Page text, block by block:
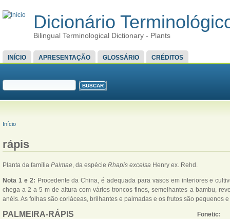
Dicionário
Bilingual Terminological Dictionary - Plants
MENU PRINCIPAL
INÍCIO APRESENTAÇÃO GLOSSÁRIO CRÉDITOS
FORMULÁRIO DE BUSCA
VOCÊ ESTÁ AQUI
Início
rápis
Planta da família Palmae , da espécie Rhapis excelsa Henry ex. Rehd.
Nota 1 e 2: Procedente da China, é adequada para vasos em interiores e
chega a 2 a 5 m de altura com vários troncos finos, semelhantes a bambu,
anéis. As folhas são coriáceas, brilhantes e palmadas e os frutos são pequenos
PALMEIRA-RÁPIS
Fonetic: